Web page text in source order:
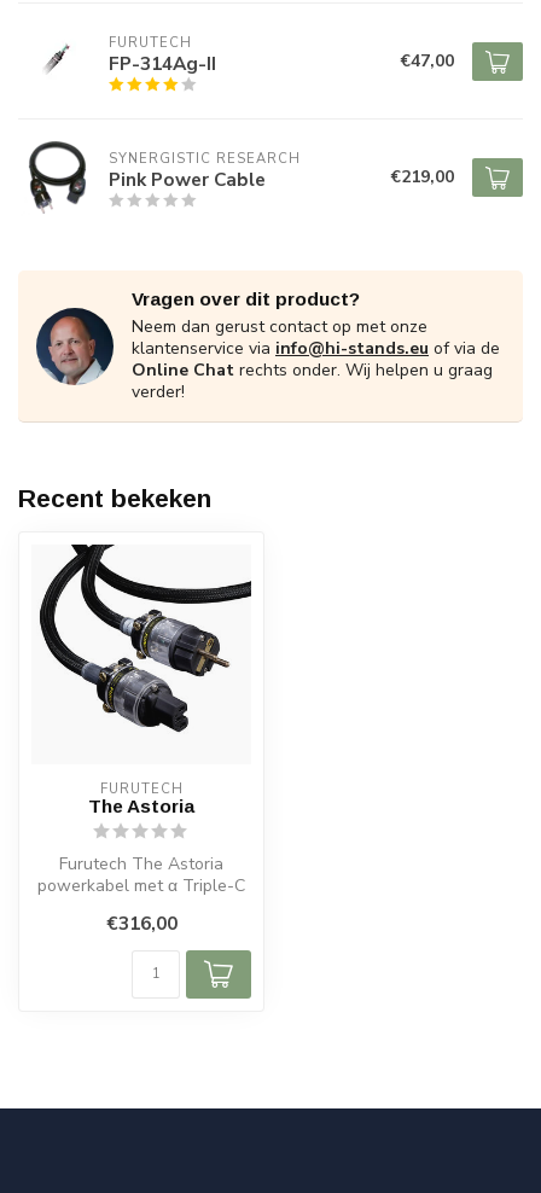
FURUTECH
FP-314Ag-II €47,00
SYNERGISTIC RESEARCH
Pink Power Cable €219,00
Vragen over dit product?
Neem dan gerust contact op met onze
klantenservice via info@hi-stands.eu of via de
Online Chat rechts onder. Wij helpen u graag
verder!
Recent bekeken
FURUTECH
The Astoria
Furutech The Astoria
powerkabel met α Triple-C
optimale g...
€316,00